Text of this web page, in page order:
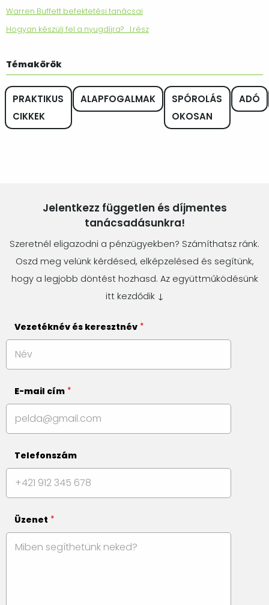
Warren Buffett befektetési tanácsai
Hogyan készülj fel a nyugdíjra? I.rész
Témakörök
PRAKTIKUS
CIKKEK
ALAPFOGALMAK
SPÓROLÁS
OKOSAN
ADÓ
Jelentkezz független és díjmentes
tanácsadásunkra!
Szeretnél eligazodni a pénzügyekben? Számíthatsz ránk.
Oszd meg velünk kérdésed, elképzelésed és segítünk,
hogy a legjobb döntést hozhasd. Az együttműködésünk
itt kezdődik ↓
Vezetéknév és keresztnév
E-mail cím
Telefonszám
Üzenet